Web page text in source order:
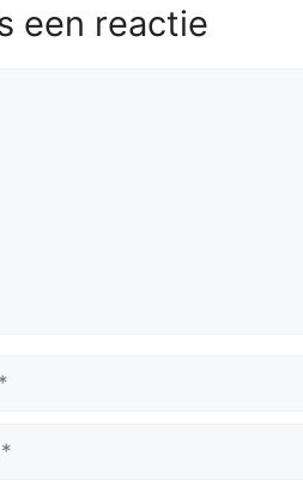
een reactie